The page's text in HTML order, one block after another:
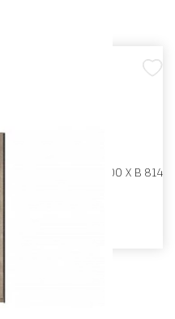
Ш 900 X Г 400 X В 814